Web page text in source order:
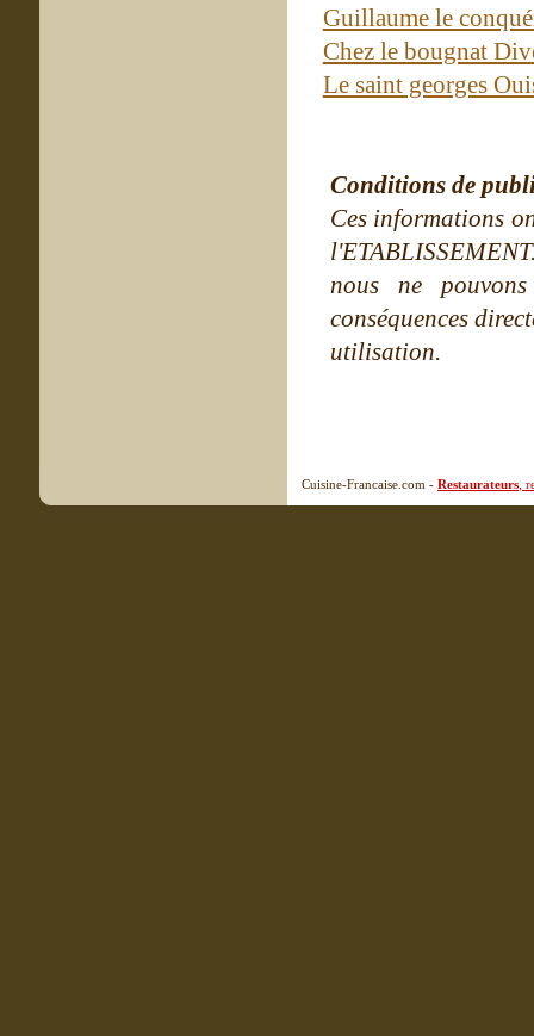
Guillaume le
Chez le bougnat
Le saint georges
Conditions de
Ces informations
nous ne
conséquences
utilisation.
Cuisine-Francaise.com - Restaurateurs ,